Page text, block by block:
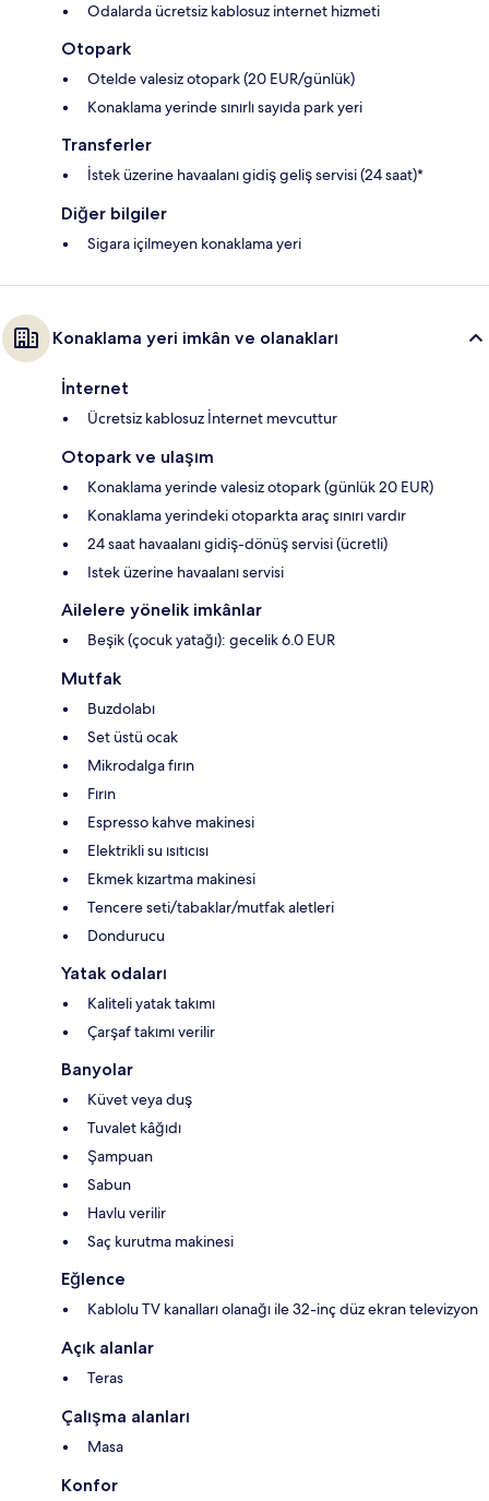
Odalarda ücretsiz kablosuz internet hizmeti
Otopark
Otelde valesiz otopark (20 EUR/günlük)
Konaklama yerinde sınırlı sayıda park yeri
Transferler
İstek üzerine havaalanı gidiş geliş servisi (24 saat)*
Diğer bilgiler
Sigara içilmeyen konaklama yeri
Konaklama yeri imkân ve olanakları
İnternet
Ücretsiz kablosuz İnternet mevcuttur
Otopark ve ulaşım
Konaklama yerinde valesiz otopark (günlük 20 EUR)
Konaklama yerindeki otoparkta araç sınırı vardır
24 saat havaalanı gidiş-dönüş servisi (ücretli)
Istek üzerine havaalanı servisi
Ailelere yönelik imkânlar
Beşik (çocuk yatağı): gecelik 6.0 EUR
Mutfak
Buzdolabı
Set üstü ocak
Mikrodalga fırın
Fırın
Espresso kahve makinesi
Elektrikli su ısıtıcısı
Ekmek kızartma makinesi
Tencere seti/tabaklar/mutfak aletleri
Dondurucu
Yatak odaları
Kaliteli yatak takımı
Çarşaf takımı verilir
Banyolar
Küvet veya duş
Tuvalet kâğıdı
Şampuan
Sabun
Havlu verilir
Saç kurutma makinesi
Eğlence
Kablolu TV kanalları olanağı ile 32-inç düz ekran televizyon
Açık alanlar
Teras
Çalışma alanları
Masa
Konfor